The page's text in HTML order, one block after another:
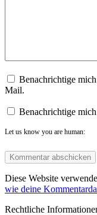
Benachrichtige
Mail.
Benachrichtige
Let us know you are human:
Diese Website
wie deine
Rechtliche